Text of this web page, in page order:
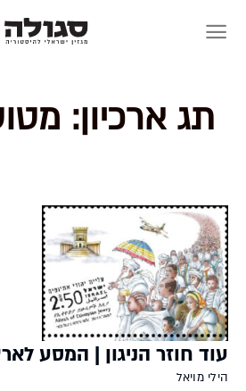
תג ארכיון:
עוד חוזר הניגון | המסע
הילי מויאל